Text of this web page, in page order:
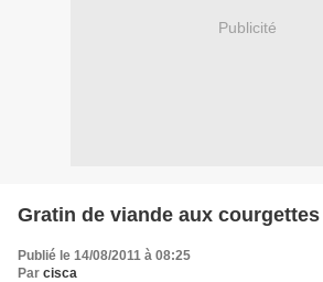
Publicité
Gratin de viande aux
Publié le 14/08/2011 à 08:25
Par cisca